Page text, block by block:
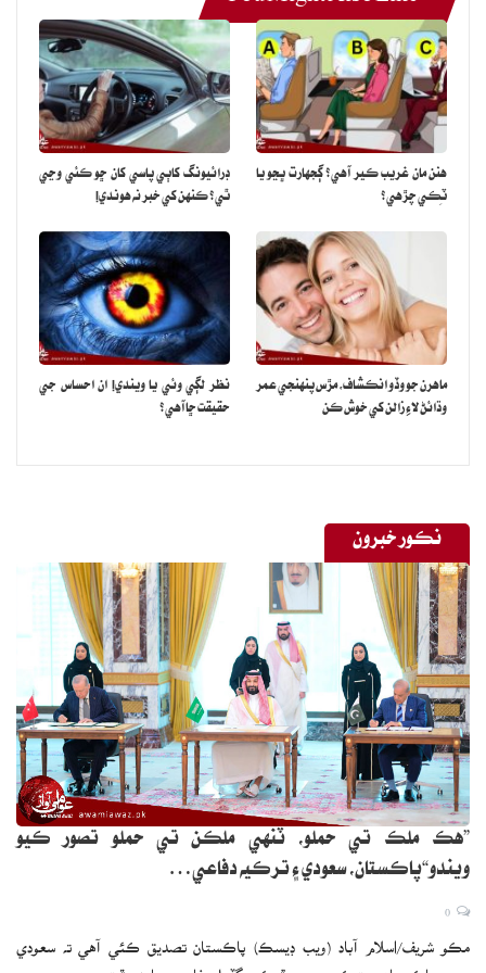
هنن مان غريب ڪير آهي؟ ڳجهارت ڀڃو يا
ٽِڪي چڙهي؟
ڊرائيونگ کاٻي پاسي کان ڇو ڪئي وڃي
ٿي؟ ڪنهن کي خبر نه هوندي!
ماهرن جو وڏو انڪشاف، مڙس پنهنجي عمر
وڌائڻ لاءِ زالن کي خوش ڪن
نظر لڳي وئي يا ويندي! ان احساس جي
حقيقت ڇا آهي؟
نڪور خبرون
”هڪ ملڪ تي حملو، ٽنهي ملڪن تي حملو تصور ڪيو
ويندو“پاڪستان، سعودي ۽ ترڪيه دفاعي…
مڪو شريف/اسلام آباد (ويب ڊيسڪ) پاڪستان تصديق ڪئي آهي ته سعودي
عرب، پاڪستان ۽ ترڪي وچ ۾ ”مڪي گڏيل دفاعي معاهدي“ تي…